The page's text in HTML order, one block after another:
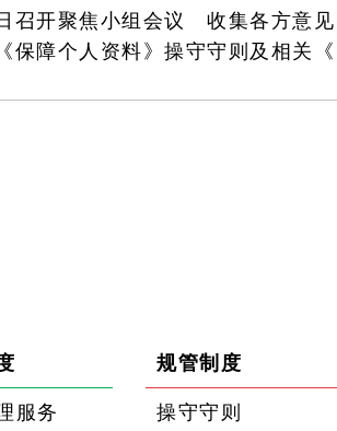
召开聚焦小组会议 收集各方意
保障个人资料》操守守则及相关《
服务
规管制度
操守守则